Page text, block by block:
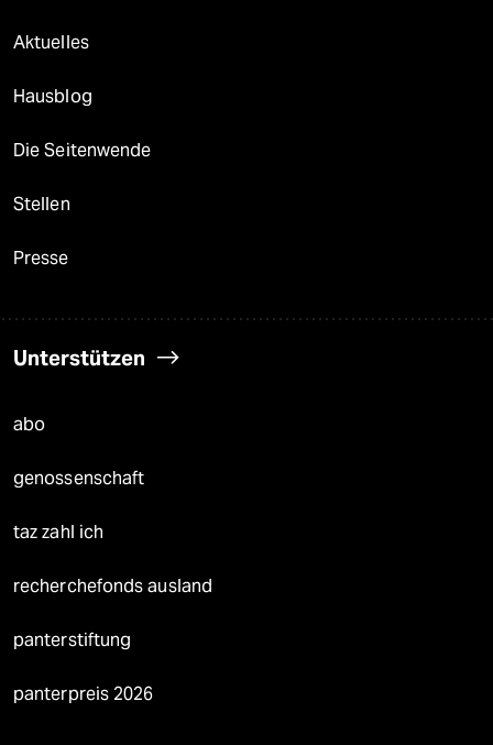
Aktuelles
Hausblog
Die Seitenwende
Stellen
Presse
Unterstützen
abo
genossenschaft
taz zahl ich
recherchefonds ausland
panterstiftung
panterpreis 2026